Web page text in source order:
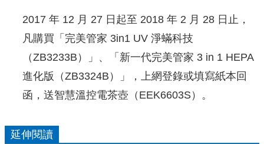
2017 年 12 月 27 日起至 2018 年 2 月 28 日止，
凡購買「完美管家 3in1 UV 淨蟎科技
（ZB3233B）」、「新一代完美管家 3 in 1 HEPA
進化版（ZB3324B）」，上網登錄或填寫紙本回
函，送智慧溫控電茶壺（EEK6603S）。
延伸閱讀